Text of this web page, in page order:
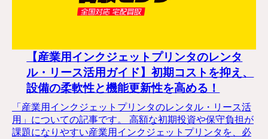
【産業用インクジェットプリンタのレンタ
ル・リース活用ガイド】初期コストを抑え、
設備の柔軟性と機能更新性を高める！
「産業用インクジェットプリンタのレンタル・リース活
用」についての記事です。 高額な初期投資や保守負担が
課題になりやすい産業用インクジェットプリンタを、必